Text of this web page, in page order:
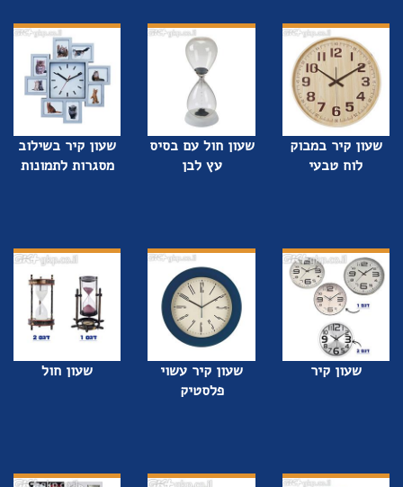
שעון קיר במבוק
לוח טבעי
שעון חול עם בסיס
עץ לבן
שעון קיר בשילוב
מסגרות לתמונות
שעון קיר
שעון קיר עשוי
פלסטיק
שעון חול